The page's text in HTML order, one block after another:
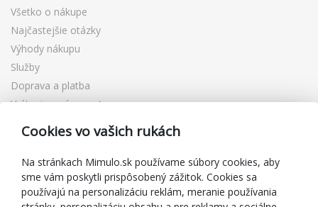
Všetko o nákupe
Najčastejšie otázky
Výhody nákupu
Služby
Doprava a platba
Vrátenie a výmena tovaru
Reklamácia
Darčekové poukážky
Zľavové kupóny
Blog
Cookies vo vašich rukách
Na stránkach Mimulo.sk používame súbory cookies, aby
sme vám poskytli prispôsobený zážitok. Cookies sa
používajú na personalizáciu reklám, meranie používania